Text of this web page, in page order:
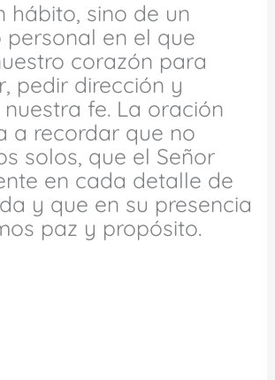
hábito, sino de un
personal en el que
corazón para
pedir dirección y
fe. La oración
a recordar que no
solos, que el Señor
en cada detalle de
y que en su presencia
paz y propósito.